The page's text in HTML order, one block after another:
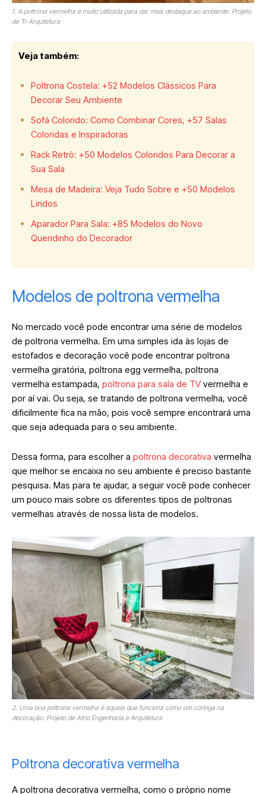
1. A poltrona vermelha é muito utilizada para dar mais destaque ao ambiente. Projeto
de Tr Arquitetura
Veja também:
Poltrona Costela: +52 Modelos Clássicos Para
Decorar Seu Ambiente
Sofá Colorido: Como Combinar Cores, +57 Salas
Coloridas e Inspiradoras
Rack Retrô: +50 Modelos Coloridos Para Decorar a
Sua Sala
Mesa de Madeira: Veja Tudo Sobre e +50 Modelos
Lindos
Aparador Para Sala: +85 Modelos do Novo
Queridinho do Decorador
Modelos de poltrona vermelha
No mercado você pode encontrar uma série de modelos
de poltrona vermelha. Em uma simples ida às lojas de
estofados e decoração você pode encontrar poltrona
vermelha giratória, poltrona egg vermelha, poltrona
vermelha estampada, poltrona para sala de TVvermelha e
por aí vai. Ou seja, se tratando de poltrona vermelha, você
dificilmente fica na mão, pois você sempre encontrará uma
que seja adequada para o seu ambiente.
Dessa forma, para escolher a poltrona decorativa vermelha
que melhor se encaixa no seu ambiente é preciso bastante
pesquisa. Mas para te ajudar, a seguir você pode conhecer
um pouco mais sobre os diferentes tipos de poltronas
vermelhas através de nossa lista de modelos.
2. Uma boa poltrona vermelha é aquela que funciona como um coringa na
decoração. Projeto de Atrio Engenharia e Arquitetura
Poltrona decorativa vermelha
A poltrona decorativa vermelha, como o próprio nome